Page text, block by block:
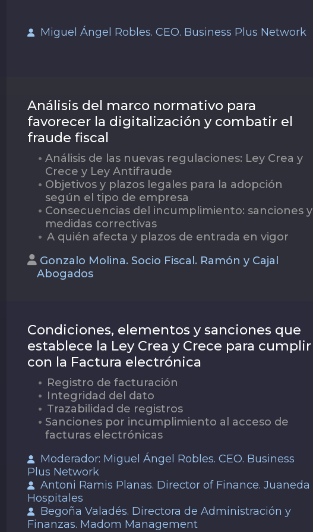
Miguel Ángel Robles. CEO. Business Plus Network
Análisis del marco normativo para
favorecer la digitalización y combatir el
fraude fiscal
Análisis de las nuevas regulaciones: Ley Crea y
Crece y Ley Antifraude
Objetivos y plazos legales para la adopción
según el tipo de empresa
Consecuencias del incumplimiento: sanciones y
medidas correctivas
A quién afecta y plazos de entrada en vigor
Gonzalo Molina. Socio Fiscal. Ramón y Cajal
Abogados
Condiciones, elementos y sanciones que
establece la Ley Crea y Crece para cumplir
con la Factura electrónica
Registro de facturación
Integridad del dato
Trazabilidad de registros
Sanciones por incumplimiento al acceso de
facturas electrónicas
Moderador: Miguel Ángel Robles. CEO. Business
Plus Network
Antoni Ramis Planas. Director of Finance. Juaneda
Hospitales
Begoña Valadés. Directora de Administración y
Finanzas. Madom Management